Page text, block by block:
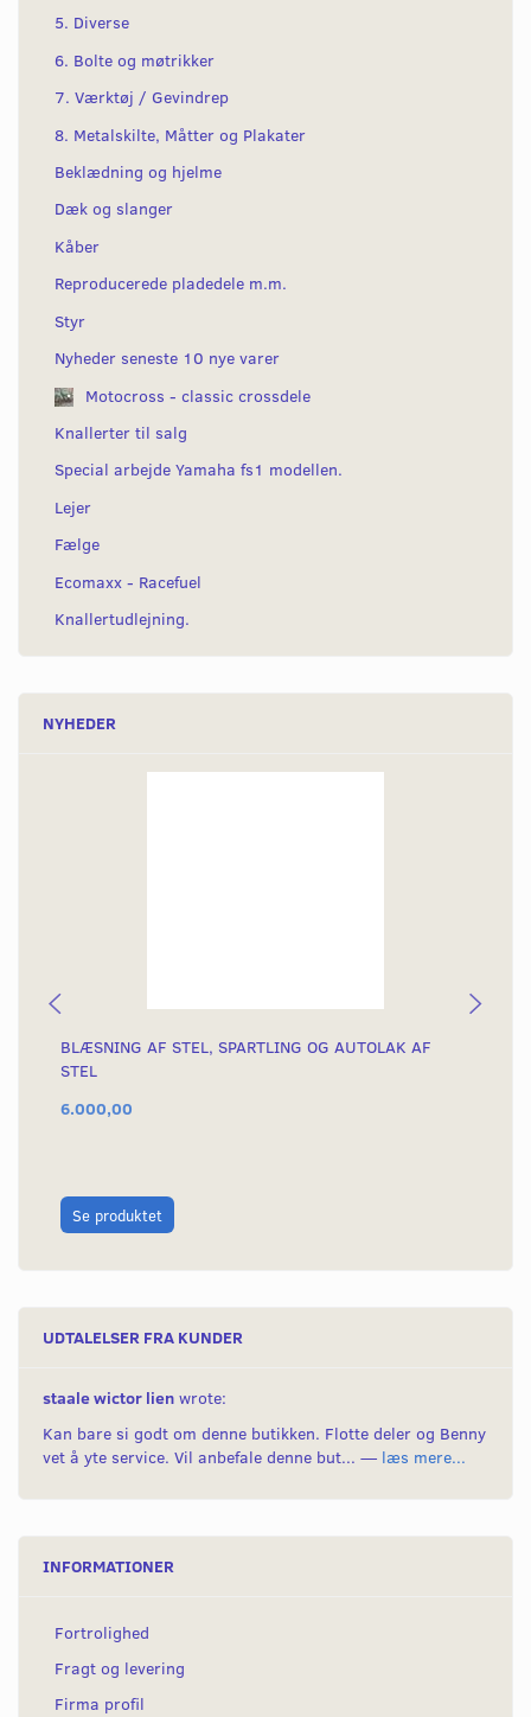
5. Diverse
6. Bolte og møtrikker
7. Værktøj / Gevindrep
8. Metalskilte, Måtter og Plakater
Beklædning og hjelme
Dæk og slanger
Kåber
Reproducerede pladedele m.m.
Styr
Nyheder seneste 10 nye varer
Motocross - classic crossdele
Knallerter til salg
Special arbejde Yamaha fs1 modellen.
Lejer
Fælge
Ecomaxx - Racefuel
Knallertudlejning.
NYHEDER
BLÆSNING AF STEL, SPARTLING OG AUTOLAK AF
STEL
6.000,00
Se produktet
UDTALELSER FRA KUNDER
staale wictor lien wrote:
Kan bare si godt om denne butikken. Flotte deler og Benny
vet å yte service. Vil anbefale denne but... — læs mere...
INFORMATIONER
Fortrolighed
Fragt og levering
Firma profil